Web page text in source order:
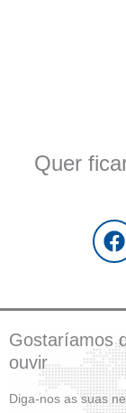
Quer
a
c
e
o
o
k
Gostaríamos
ouvir
Diga-nos as suas